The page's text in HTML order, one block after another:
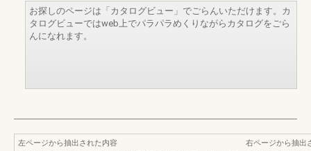
お探しのページは「カタログビュー」でごらんいただけます。カ
タログビューではweb上でパラパラめくりながらカタログをごら
んになれます。
左ページから抽出された内容
右ページから抽出